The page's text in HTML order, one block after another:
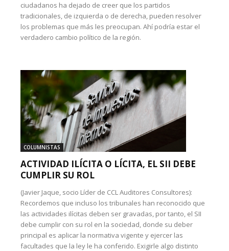
ciudadanos ha dejado de creer que los partidos
tradicionales, de izquierda o de derecha, pueden resolver
los problemas que más les preocupan. Ahí podría estar el
verdadero cambio político de la región.
COLUMNISTAS
ACTIVIDAD ILÍCITA O LÍCITA, EL SII DEBE
CUMPLIR SU ROL
(Javier Jaque, socio Líder de CCL Auditores Consultores):
Recordemos que incluso los tribunales han reconocido que
las actividades ilícitas deben ser gravadas, por tanto, el SII
debe cumplir con su rol en la sociedad, donde su deber
principal es aplicar la normativa vigente y ejercer las
facultades que la ley le ha conferido. Exigirle algo distinto